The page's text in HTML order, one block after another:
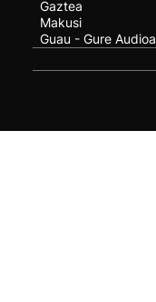
Gaztea
Makusi
Guau - Gure Audioa